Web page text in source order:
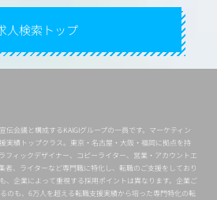
人検索トップ
伝会議と構成するKAIGIグループの一員です。マーケティン
実績トップクラス。東京・名古屋・大阪・福岡に拠点を持
フィックデザイナー、コピーライター、営業・アカウントエ
者、ライターなど専門職に特化し、転職のご支援をしており
、企業によって重視する採用ポイントは異なります。企業ご
のも、6万人を超える転職支援実績から培った専門特化の転